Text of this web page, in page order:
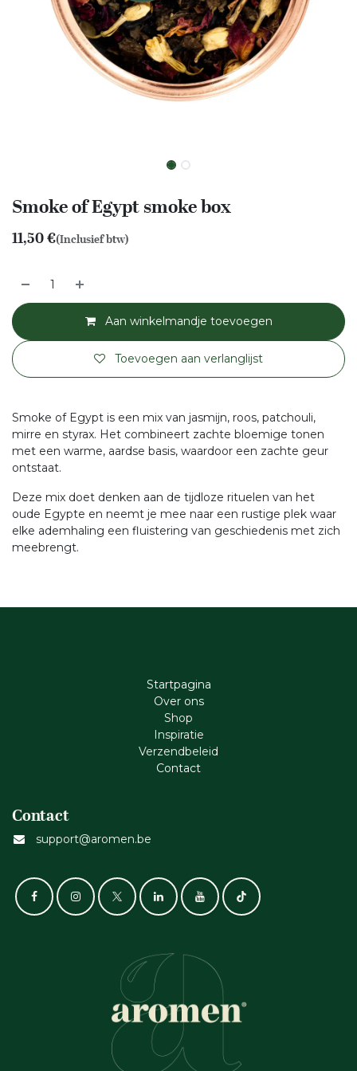
Smoke of Egypt smoke box
11,50€(Inclusief btw)
Aan winkelmandje toevoegen
Toevoegen aan verlanglijst
Smoke of Egypt is een mix van jasmijn, roos, patchouli,
mirre en styrax. Het combineert zachte bloemige tonen
met een warme, aardse basis, waardoor een zachte geur
ontstaat.
Deze mix doet denken aan de tijdloze rituelen van het
oude Egypte en neemt je mee naar een rustige plek waar
elke ademhaling een fluistering van geschiedenis met zich
meebrengt.
Startpagina
Ove​r​ ons
Shop
Inspiratie
Verzendbeleid
Cont​act
Contact
support@aromen.be